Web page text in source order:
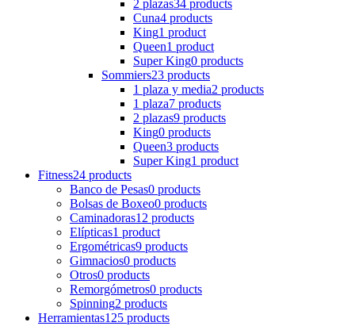
2 plazas34 products
Cuna4 products
King1 product
Queen1 product
Super King0 products
Sommiers23 products
1 plaza y media2 products
1 plaza7 products
2 plazas9 products
King0 products
Queen3 products
Super King1 product
Fitness24 products
Banco de Pesas0 products
Bolsas de Boxeo0 products
Caminadoras12 products
Elípticas1 product
Ergométricas9 products
Gimnacios0 products
Otros0 products
Remorgómetros0 products
Spinning2 products
Herramientas125 products